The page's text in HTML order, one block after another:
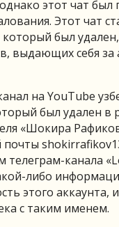
этот чат был
Этот чат
был
выдающих себя за
на YouTube
был удален в
«Шокира
почты
телеграм-канала
либо
этого аккаунта,
с таким именем.